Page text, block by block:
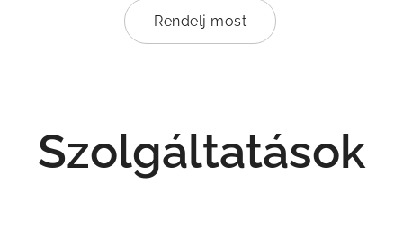
Rendelj most
Szolgáltatások